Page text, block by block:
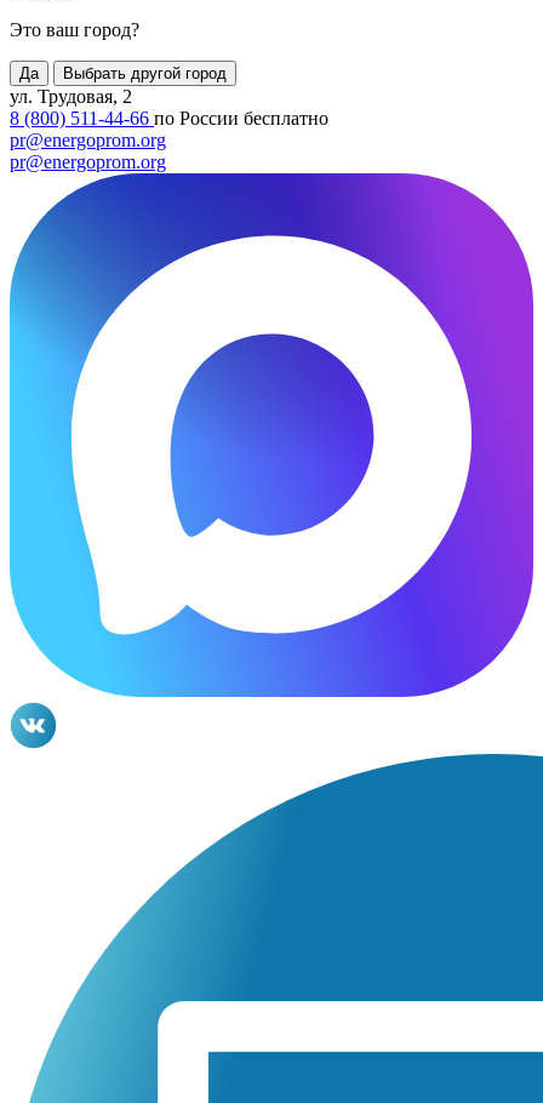
Это ваш город?
Да Выбрать другой город
ул. Трудовая, 2
8 (800) 511-44-66 по России бесплатно
pr@energoprom.org
pr@energoprom.org